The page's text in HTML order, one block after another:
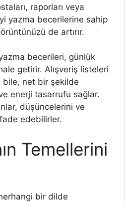
raporları veya
yazma becerilerine sahip
de artırır.
becerileri, günlük
getirir. Alışveriş listeleri
bile, net bir şekilde
enerji tasarrufu sağlar.
düşüncelerini ve
edebilirler.
Temellerini
bir dilde